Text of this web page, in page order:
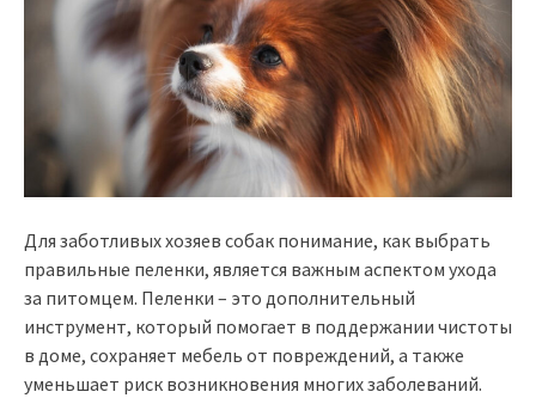
Для заботливых хозяев собак понимание, как выбрать
правильные пеленки, является важным аспектом ухода
за питомцем. Пеленки – это дополнительный
инструмент, который помогает в поддержании чистоты
в доме, сохраняет мебель от повреждений, а также
уменьшает риск возникновения многих заболеваний.